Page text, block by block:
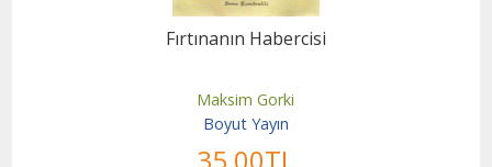
Fırtınanın Habercisi
Maksim Gorki
Boyut Yayın